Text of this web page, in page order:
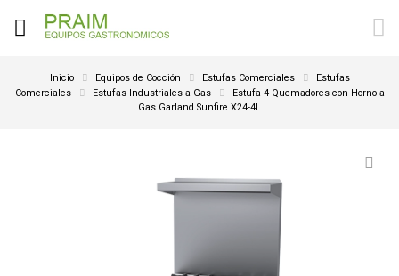
Inicio Equipos de Cocción Estufas Comerciales
Estufas
Comerciales
Estufas Industriales a Gas
Estufa 4 Quemadores con Horno a
Gas Garland Sunfire X24-4L